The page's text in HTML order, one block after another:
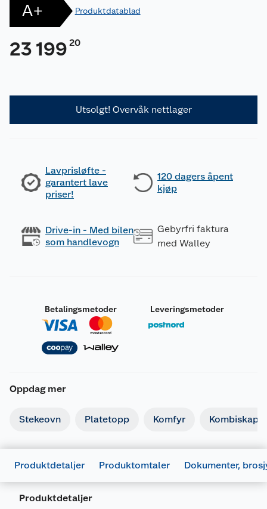
A+ Produktdatablad
23 199 20
Utsolgt! Overvåk nettlager
Lavprisløfte -
garantert lave
priser!
120 dagers åpent
kjøp
Drive-in - Med bilen
som handlevogn
Gebyrfri faktura
med Walley
Betalingsmetoder Leveringsmetoder
Oppdag mer
Stekeovn Platetopp Komfyr Kombiskap
Produktdetaljer Produktomtaler Dokumenter,
Produktdetaljer
Last ned / vis datablad